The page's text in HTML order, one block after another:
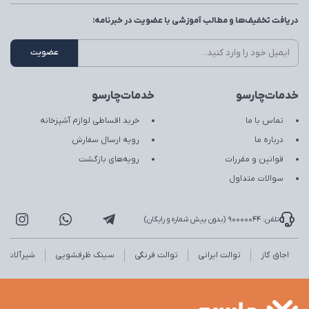
خدمات‌چارسو
تماس با ما
درباره ما
قوانین و مقررات
سوالات متداول
خدمات‌چارسو
خرید اقساطی لوازم آشپزخانه
رویه ارسال سفارش
رویه‌های بازگشت
دریافت تخفیف‌ها و مطالب آموزشی با عضویت در خبرنامه:
تلفن: 90000044 (بدون پیش شماره و رایگان)
اجاق گاز توالت ایرانی توالت فرنگی سینک ظرفشویی شیرآلات